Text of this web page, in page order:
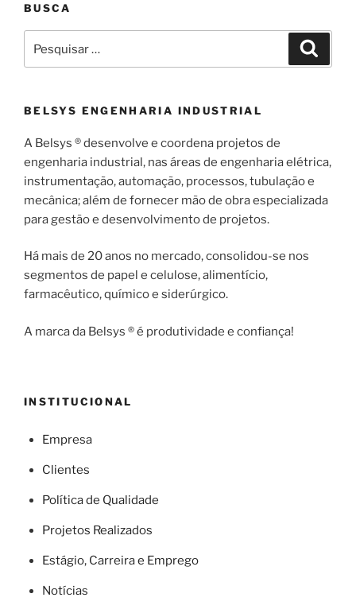
BUSCA
por:
BELSYS ENGENHARIA INDUSTRIAL
A Belsys ® desenvolve e coordena projetos de
engenharia industrial, nas áreas de engenharia elétrica,
instrumentação, automação, processos, tubulação e
mecânica; além de fornecer mão de obra especializada
para gestão e desenvolvimento de projetos.
Há mais de 20 anos no mercado, consolidou-se nos
segmentos de papel e celulose, alimentício,
farmacêutico, químico e siderúrgico.
A marca da Belsys ® é produtividade e confiança!
INSTITUCIONAL
Empresa
Clientes
Política de Qualidade
Projetos Realizados
Estágio, Carreira e Emprego
Notícias